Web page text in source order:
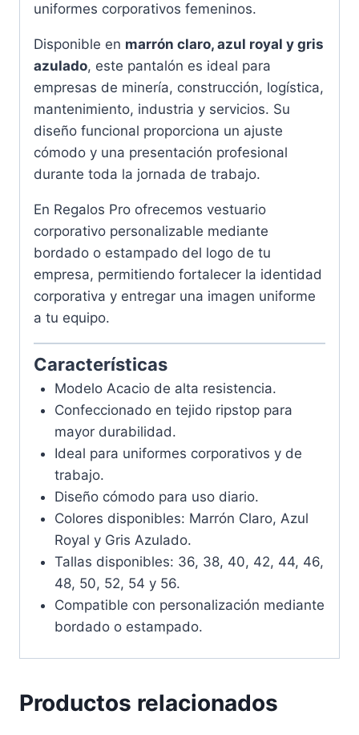
uniformes corporativos femeninos.
Disponible en marrón claro, azul royal y gris
azulado, este pantalón es ideal para
empresas de minería, construcción, logística,
mantenimiento, industria y servicios. Su
diseño funcional proporciona un ajuste
cómodo y una presentación profesional
durante toda la jornada de trabajo.
En Regalos Pro ofrecemos vestuario
corporativo personalizable mediante
bordado o estampado del logo de tu
empresa, permitiendo fortalecer la identidad
corporativa y entregar una imagen uniforme
a tu equipo.
Características
Modelo Acacio de alta resistencia.
Confeccionado en tejido ripstop para
mayor durabilidad.
Ideal para uniformes corporativos y de
trabajo.
Diseño cómodo para uso diario.
Colores disponibles: Marrón Claro, Azul
Royal y Gris Azulado.
Tallas disponibles: 36, 38, 40, 42, 44, 46,
48, 50, 52, 54 y 56.
Compatible con personalización mediante
bordado o estampado.
Productos relacionados